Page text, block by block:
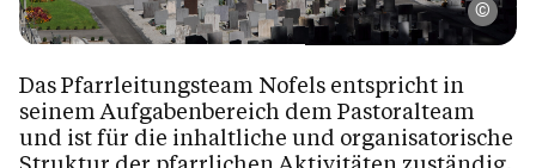
Das Pfarrleitungsteam Nofels entspricht in
seinem Aufgabenbereich dem Pastoralteam
und ist für die inhaltliche und organisatorische